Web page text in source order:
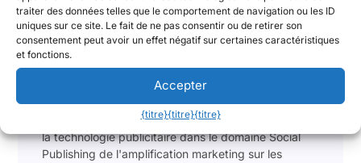
traiter des données telles que le comportement de navigation ou les ID
uniques sur ce site. Le fait de ne pas consentir ou de retirer son
consentement peut avoir un effet négatif sur certaines caractéristiques
et fonctions.
Accepter
{titre}{titre}{titre}
annoncent un partenariat pour
booster l'impact et les performances
des campagnes des marques sur les
réseaux sociaux !
Lagardère Publicité News et Mediads, pionnières de
la technologie publicitaire dans le domaine Social
Publishing de l'amplification marketing sur les